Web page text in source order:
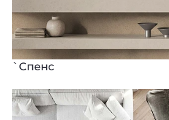
`Спенс